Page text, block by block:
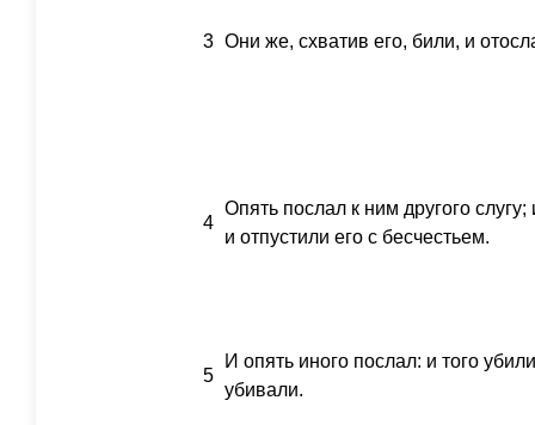
3 Они же, схватив его, били, и
4
Опять послал к ним другого
и отпустили его с бесчестьем.
5
И опять иного послал: и того
убивали.